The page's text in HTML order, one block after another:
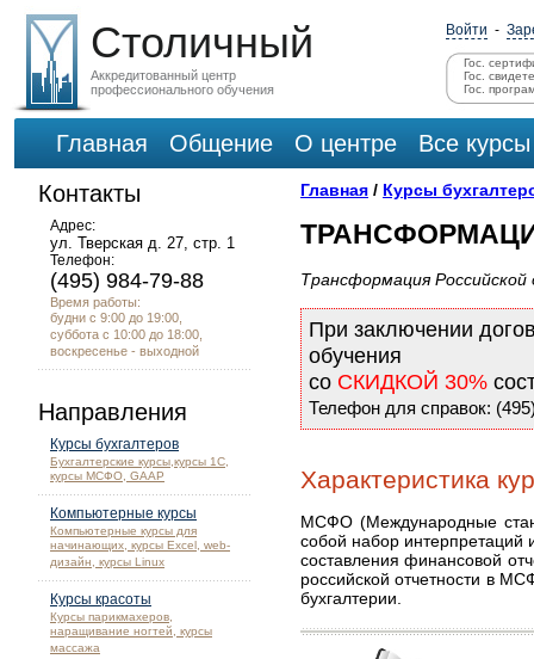
Столичный
Аккредитованный центр
профессионального обучения
Войти -
Гос.
Гос.
Гос.
Главная Общение О центре
Все курсы
Контакты
Адрес:
ул. Тверская д. 27, стр. 1
Телефон:
(495) 984-79-88
Время работы:
будни с 9:00 до 19:00,
суббота с 10:00 до 18:00,
воскресенье - выходной
Направления
Курсы бухгалтеров
Бухгалтерские курсы,курсы 1С,
курсы МСФО, GAAP
Компьютерные курсы
Компьютерные курсы для
начинающих, курсы Excel, web-
дизайн, курсы Linux
Курсы красоты
Курсы парикмахеров,
наращивание ногтей, курсы
массажа
Главная / Курсы
Трансформация
При заключении
обучения
со СКИДКОЙ 30%
Телефон для справок:
Характеристика
МСФО (Международные
собой набор интерпретаций
составления финансовой
российской отчетности в
бухгалтерии.